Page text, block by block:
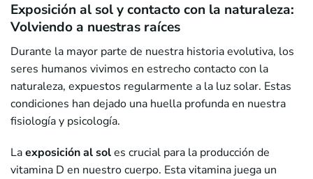
Exposición al sol y contacto con la naturaleza:
Volviendo a nuestras raíces
Durante la mayor parte de nuestra historia evolutiva, los
seres humanos vivimos en estrecho contacto con la
naturaleza, expuestos regularmente a la luz solar. Estas
condiciones han dejado una huella profunda en nuestra
fisiología y psicología.
Laexposición al soles crucial para la producción de
vitamina D en nuestro cuerpo. Esta vitamina juega un